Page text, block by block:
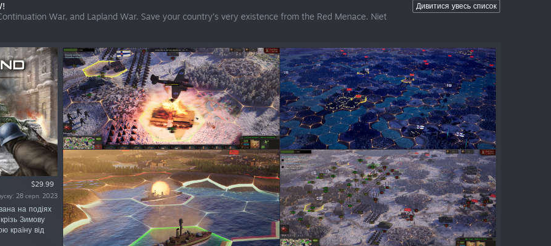
Дивитися увесь список
War, and Lapland War. Save your country’s very existence from the Red Menace. Niet
$29.99
28 серп. 2023
на подіях
Зимову
країну від